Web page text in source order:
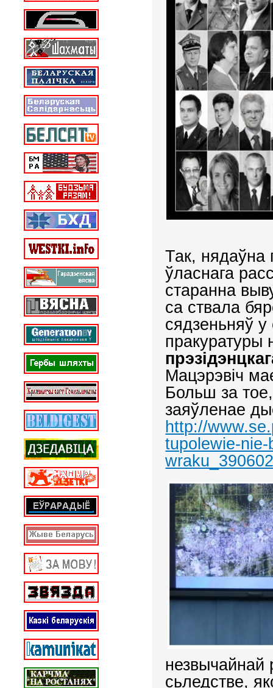
Так, нядаўна
ўласнага
старанна
са ствала
сядзеньняў
Мацэрэвіч
Больш за
заяўленае
http://
tupolewie-
сьледстве,